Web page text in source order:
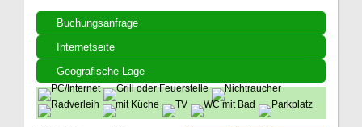
Buchungsanfrage
Internetseite
Geografische Lage